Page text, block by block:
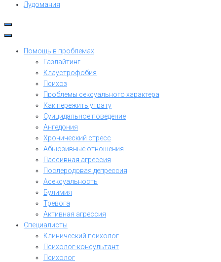
Лудомания
Помощь в проблемах
Газлайтинг
Клаустрофобия
Психоз
Проблемы сексуального характера
Как пережить утрату
Суицидальное поведение
Ангедония
Хронический стресс
Абьюзивные отношения
Пассивная агрессия
Послеродовая депрессия
Асексуальность
Булимия
Тревога
Активная агрессия
Специалисты
Клинический психолог
Психолог-консультант
Психолог